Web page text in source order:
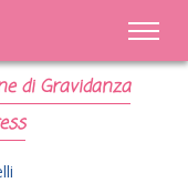
di Gravidanza